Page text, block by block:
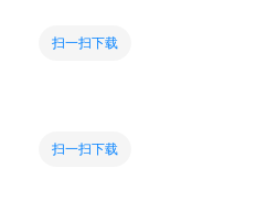
扫一扫下载
扫一扫下载